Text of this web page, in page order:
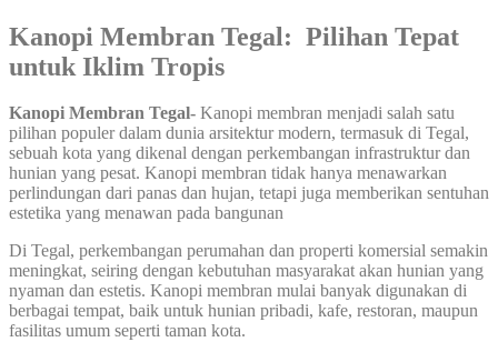
Kanopi Membran Tegal: Pilihan Tepat
untuk Iklim Tropis
Kanopi Membran Tegal- Kanopi membran menjadi salah satu
pilihan populer dalam dunia arsitektur modern, termasuk di Tegal,
sebuah kota yang dikenal dengan perkembangan infrastruktur dan
hunian yang pesat. Kanopi membran tidak hanya menawarkan
perlindungan dari panas dan hujan, tetapi juga memberikan sentuhan
estetika yang menawan pada bangunan
Di Tegal, perkembangan perumahan dan properti komersial semakin
meningkat, seiring dengan kebutuhan masyarakat akan hunian yang
nyaman dan estetis. Kanopi membran mulai banyak digunakan di
berbagai tempat, baik untuk hunian pribadi, kafe, restoran, maupun
fasilitas umum seperti taman kota.